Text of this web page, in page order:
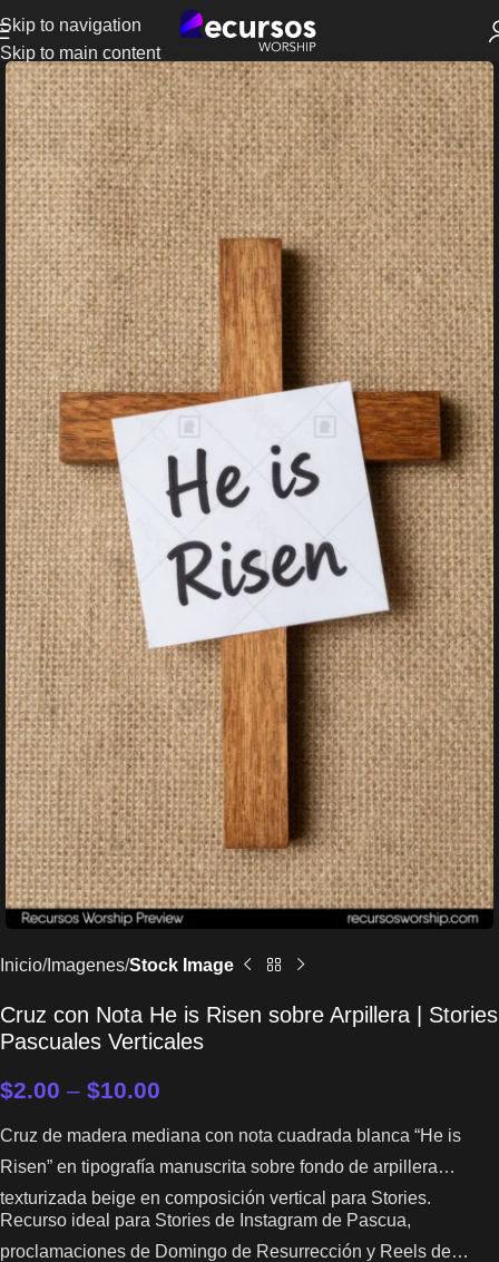
Skip to navigation
Skip to main content
Inicio Imagenes Stock Image
Cruz con Nota He is Risen sobre Arpillera | Stories
Pascuales Verticales
$2.00 – $10.00
Cruz de madera mediana con nota cuadrada blanca “He is
Risen” en tipografía manuscrita sobre fondo de arpillera
texturizada beige en composición vertical para Stories.
Recurso ideal para Stories de Instagram de Pascua,
proclamaciones de Domingo de Resurrección y Reels de